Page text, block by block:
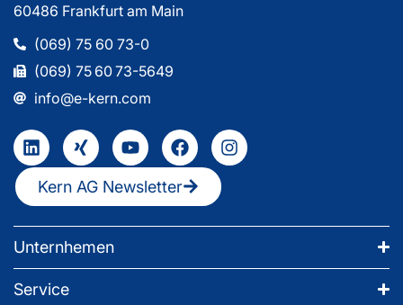
60486 Frankfurt am Main
(069) 75 60 73-0
(069) 75 60 73-5649
info@e-kern.com
Kern AG Newsletter
Unternhemen
Service